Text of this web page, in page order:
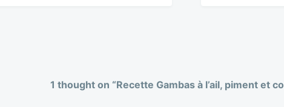
1 thought on “Recette Gambas à l’ail, piment et